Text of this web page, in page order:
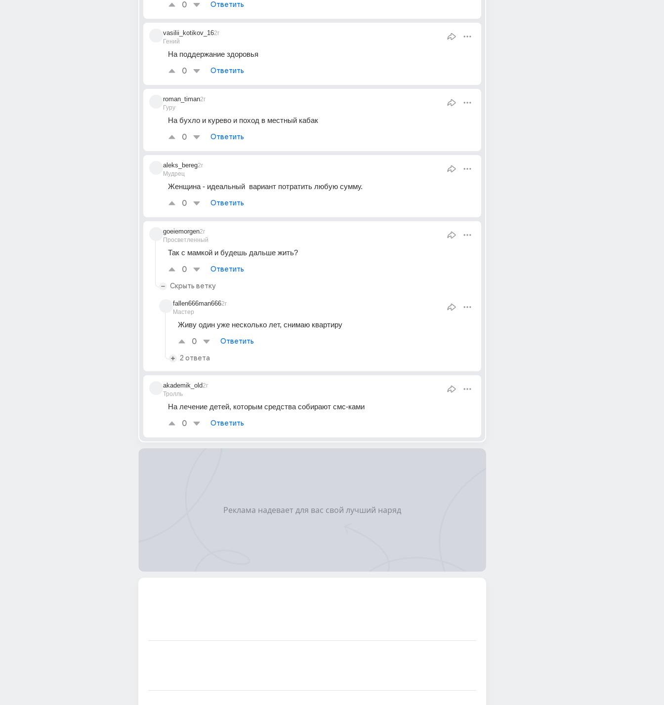
0 Ответить
vasilii_kotikov_16
Гений
2г
На поддержание здоровья
0 Ответить
roman_timan
Гуру
2г
На бухло и курево и поход в местный кабак
0 Ответить
aleks_bereg
Мудрец
2г
Женщина - идеальный  вариант потратить любую сумму.
0 Ответить
goeiemorgen
Просветленный
2г
Так с мамкой и будешь дальше жить?
0 Ответить
Скрыть ветку
fallen666man666
Мастер
2г
Живу один уже несколько лет, снимаю квартиру
0 Ответить
2 ответа
akademik_old
Тролль
2г
На лечение детей, которым средства собирают смс-ками
0 Ответить